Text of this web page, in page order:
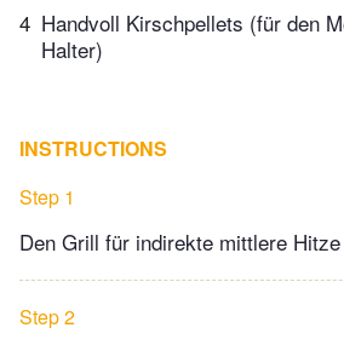
4 Handvoll Kirschpellets (für den
Halter)
INSTRUCTIONS
Step 1
Den Grill für indirekte mittlere
Step 2